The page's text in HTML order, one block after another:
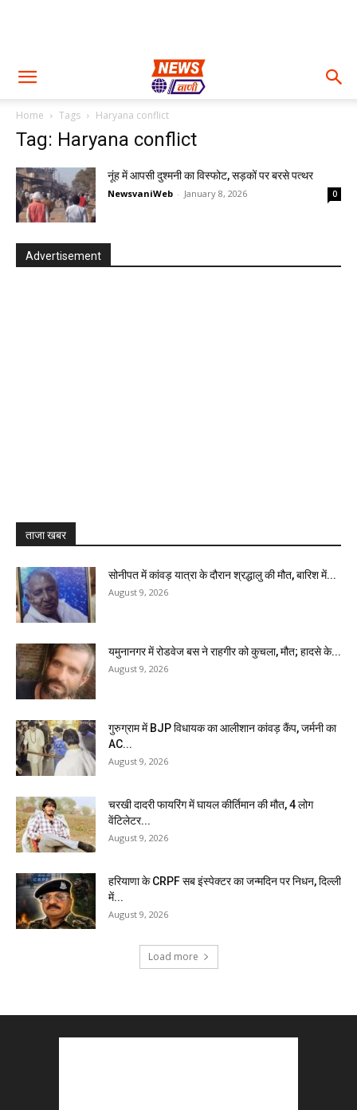
Home Tags Haryana conflict
Tag: Haryana conflict
नूंह में आपसी दुश्मनी का विस्फोट, सड़कों पर बरसे पत्थर
NewsvaniWeb - January 8, 2026 0
Advertisement
ताजा खबर
सोनीपत में कांवड़ यात्रा के दौरान श्रद्धालु की मौत, बारिश में...
August 9, 2026
यमुनानगर में रोडवेज बस ने राहगीर को कुचला, मौत; हादसे के...
August 9, 2026
गुरुग्राम में BJP विधायक का आलीशान कांवड़ कैंप, जर्मनी का
AC...
August 9, 2026
चरखी दादरी फायरिंग में घायल कीर्तिमान की मौत, 4 लोग
वेंटिलेटर...
August 9, 2026
हरियाणा के CRPF सब इंस्पेक्टर का जन्मदिन पर निधन, दिल्ली
में...
August 9, 2026
Load more